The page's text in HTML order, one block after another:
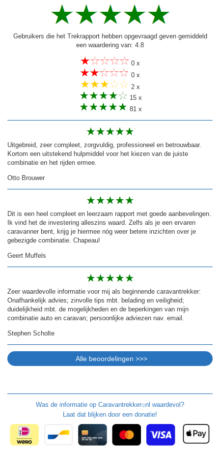
Gebruikers die het Trekrapport hebben opgevraagd geven gemiddeld
een waardering van: 4.8
0 x
0 x
2 x
15 x
81 x
Uitgebreid, zeer compleet, zorgvuldig, professioneel en betrouwbaar.
Kortom een uitstekend hulpmiddel voor het kiezen van de juiste
combinatie en het rijden ermee.
Otto Brouwer
Dit is een heel compleet en leerzaam rapport met goede aanbevelingen.
Ik vind het de investering alleszins waard. Zelfs als je een ervaren
caravanner bent, krijg je hiermee nóg weer betere inzichten over je
gebezigde combinatie. Chapeau!
Geert Muffels
Zeer waardevolle informatie voor mij als beginnende caravantrekker:
Onafhankelijk advies; zinvolle tips mbt. belading en veiligheid;
duidelijkheid mbt. de mogelijkheden en de beperkingen van mijn
combinatie auto en caravan; persoonlijke adviezen nav. email.
Stephen Scholte
Was de informatie op Caravantrekker🙂nl waardevol?
Laat dat blijken door een donatie!